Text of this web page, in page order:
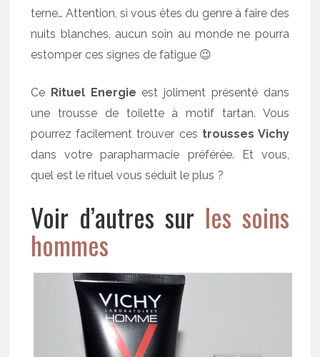
terne… Attention, si vous êtes du genre à faire des
nuits blanches, aucun soin au monde ne pourra
estomper ces signes de fatigue 😉
Ce Rituel Energie est joliment présenté dans
une trousse de toilette à motif tartan. Vous
pourrez facilement trouver ces trousses Vichy
dans votre parapharmacie préférée. Et vous,
quel est le rituel vous séduit le plus ?
Voir d’autres sur les soins
hommes